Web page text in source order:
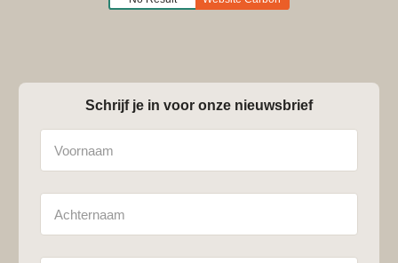
Schrijf je in voor onze nieuwsbrief